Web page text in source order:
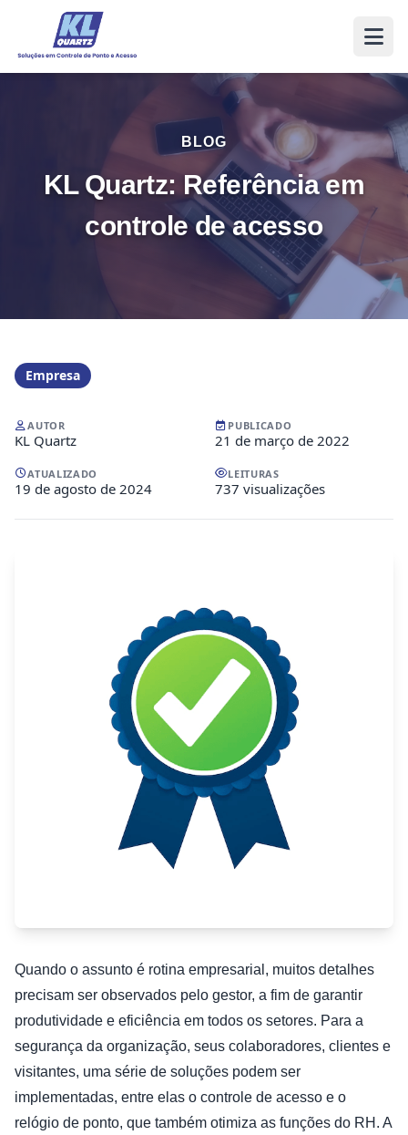
BLOG
KL Quartz: Referência em
controle de acesso
Empresa
AUTOR
KL Quartz
PUBLICADO
21 de março de 2022
ATUALIZADO
19 de agosto de 2024
LEITURAS
737 visualizações
Quando o assunto é rotina empresarial, muitos detalhes
precisam ser observados pelo gestor, a fim de garantir
produtividade e eficiência em todos os setores. Para a
segurança da organização, seus colaboradores, clientes e
visitantes, uma série de soluções podem ser
implementadas, entre elas o controle de acesso e o
relógio de ponto, que também otimiza as funções do RH. A